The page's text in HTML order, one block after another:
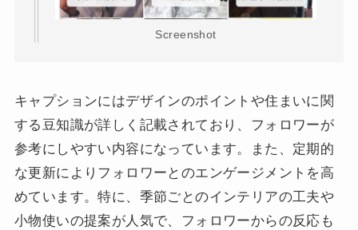
Screenshot
キャプションにはデザインのポイントや住まいに関
する豆知識が詳しく記載されており、フォロワーが
参考にしやすい内容になっています。また、定期的
な更新によりフォロワーとのエンゲージメントを高
めています。特に、季節ごとのインテリアの工夫や
小物使いの提案が人気で、フォロワーからの反応も